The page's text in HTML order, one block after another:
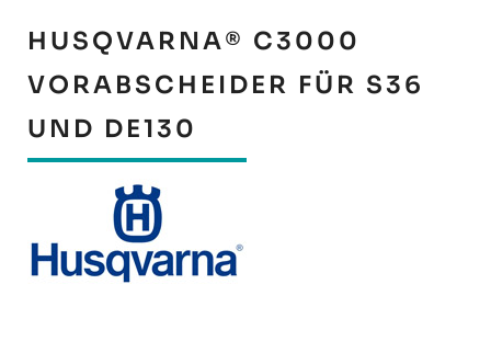
HUSQVARNA® C3000
VORABSCHEIDER FÜR S36
UND DE130